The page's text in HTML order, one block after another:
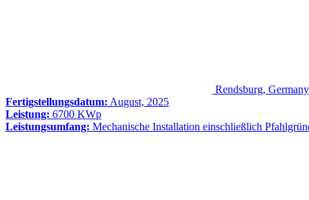
Rendsburg, Germany
Fertigstellungsdatum: August, 2025
Leistung: 6700 KWp
Leistungsumfang: Mechanische Installation einschließlich